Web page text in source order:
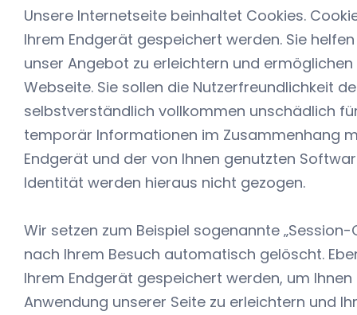
Unsere Internetseite beinhaltet Cookies.
Ihrem Endgerät gespeichert werden. Sie
unser Angebot zu erleichtern und
Webseite. Sie sollen die Nutzerfreundlichkeit
selbstverständlich vollkommen unschädlich
temporär Informationen im Zusammenhang
Endgerät und der von Ihnen genutzten
Identität werden hieraus nicht gezogen.
Wir setzen zum Beispiel sogenannte
nach Ihrem Besuch automatisch gelöscht.
Ihrem Endgerät gespeichert werden, um
Anwendung unserer Seite zu erleichtern und